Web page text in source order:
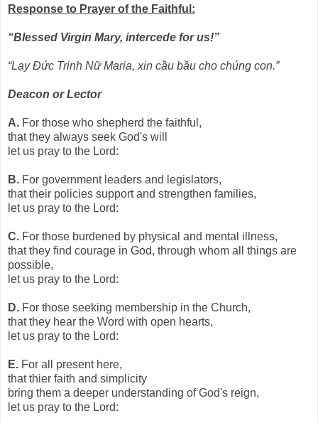
Response to Prayer of the Faithful:
“Blessed Virgin Mary, intercede for us!”
“Lạy Đức Trinh Nữ Maria, xin cầu bầu cho chúng con.”
Deacon or Lector
A. For those who shepherd the faithful,
that they always seek God's will
let us pray to the Lord:
B. For government leaders and legislators,
that their policies support and strengthen families,
let us pray to the Lord:
C. For those burdened by physical and mental illness,
that they find courage in God, through whom all things are
possible,
let us pray to the Lord:
D. For those seeking membership in the Church,
that they hear the Word with open hearts,
let us pray to the Lord:
E. For all present here,
that thier faith and simplicity
bring them a deeper understanding of God's reign,
let us pray to the Lord: